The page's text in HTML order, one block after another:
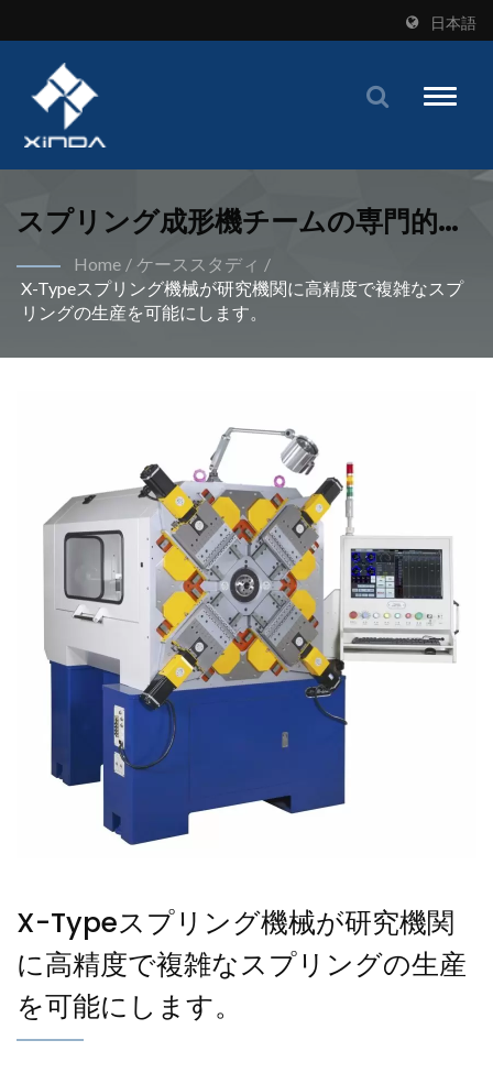
日本語
Toggle
スプリング成形機チームの専門的な
能力と包括的なサポートに対する姿
勢が顧客から高い評価を得ていま
Home / ケーススタディ /
X-Typeスプリング機械が研究機関に高精度で複雑なスプ
リングの生産を可能にします。
X-Typeスプリング機械が研究機関
に高精度で複雑なスプリングの生産
を可能にします。